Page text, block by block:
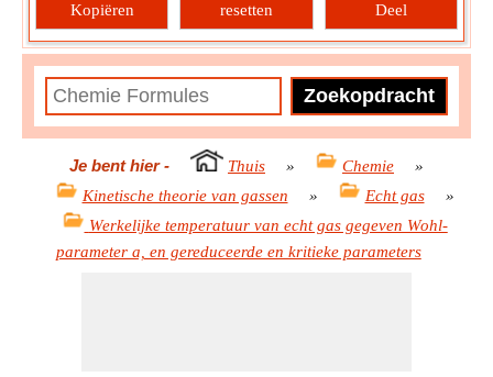
Kopiëren resetten Deel
Je bent hier- Thuis » Chemie
»
Kinetische theorie van gassen
» Echt gas
»
Werkelijke temperatuur van echt gas gegeven Wohl-
parameter a, en gereduceerde en kritieke parameters